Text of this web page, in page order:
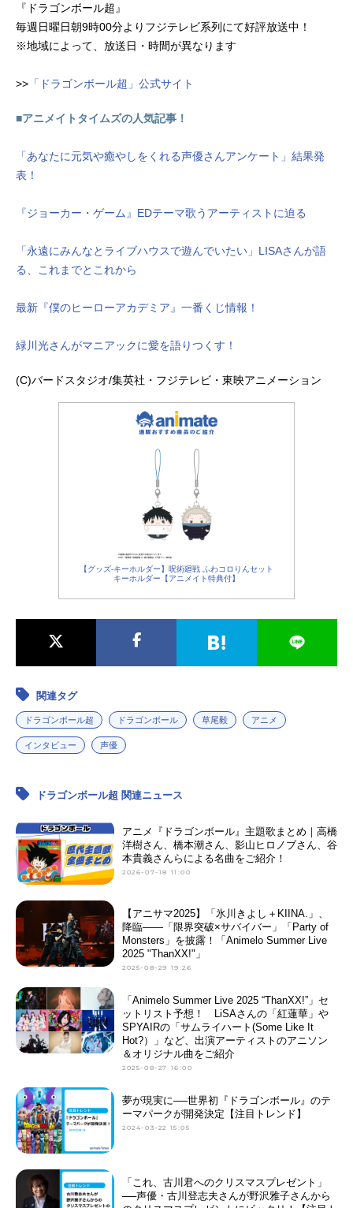
『ドラゴンボール超』
毎週日曜日朝9時00分よりフジテレビ系列にて好評放送中！
※地域によって、放送日・時間が異なります
>> 「ドラゴンボール超」公式サイト
■アニメイトタイムズの人気記事！
「あなたに元気や癒やしをくれる声優さんアンケート」結果発
表！
『ジョーカー・ゲーム』EDテーマ歌うアーティストに迫る
「永遠にみんなとライブハウスで遊んでいたい」LISAさんが語
る、これまでとこれから
最新『僕のヒーローアカデミア』一番くじ情報！
緑川光さんがマニアックに愛を語りつくす！
(C)バードスタジオ/集英社・フジテレビ・東映アニメーション
【グッズ-キーホルダー】呪術廻戦 ふわコロりんセット
キーホルダー【アニメイト特典付】
関連タグ
ドラゴンボール超 ドラゴンボール 草尾毅 アニメ
インタビュー 声優
ドラゴンボール超 関連ニュース
アニメ『ドラゴンボール』主題歌まとめ｜高橋
洋樹さん、橋本潮さん、影山ヒロノブさん、谷
本貴義さんらによる名曲をご紹介！
2026-07-18 11:00
【アニサマ2025】「氷川きよし＋KIINA.」、
降臨——「限界突破×サバイバー」「Party of
Monsters」を披露！「Animelo Summer Live
2025 "ThanXX!"」
2025-08-29 19:26
「Animelo Summer Live 2025 “ThanXX!”」セ
ットリスト予想！ LiSAさんの「紅蓮華」や
SPYAIRの「サムライハート(Some Like It
Hot?）」など、出演アーティストのアニソン
＆オリジナル曲をご紹介
2025-08-27 16:00
夢が現実に──世界初『ドラゴンボール』のテ
ーマパークが開発決定【注目トレンド】
2024-03-22 15:05
「これ、古川君へのクリスマスプレゼント」
──声優・古川登志夫さんが野沢雅子さんから